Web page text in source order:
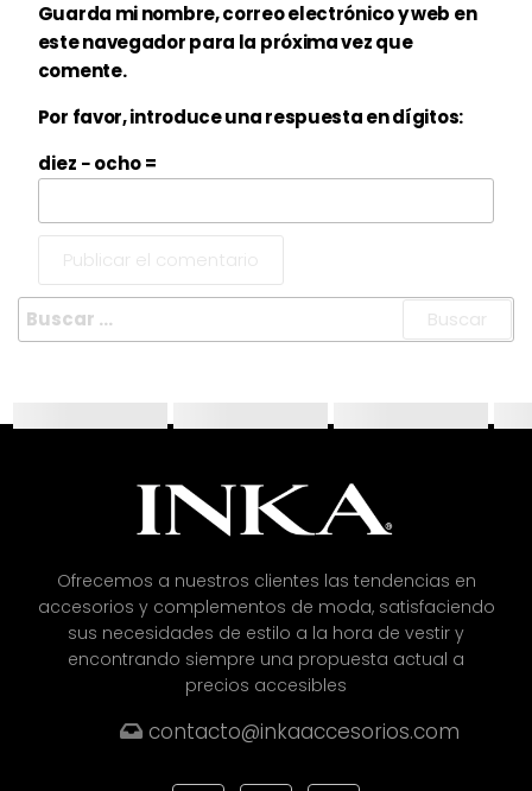
Guarda mi nombre, correo electrónico y web en
este navegador para la próxima vez que
comente.
Por favor, introduce una respuesta en dígitos:
diez − ocho =
Ofrecemos a nuestros clientes las tendencias en
accesorios y complementos de moda, satisfaciendo
sus necesidades de estilo a la hora de vestir y
encontrando siempre una propuesta actual a
precios accesibles
contacto@inkaaccesorios.com